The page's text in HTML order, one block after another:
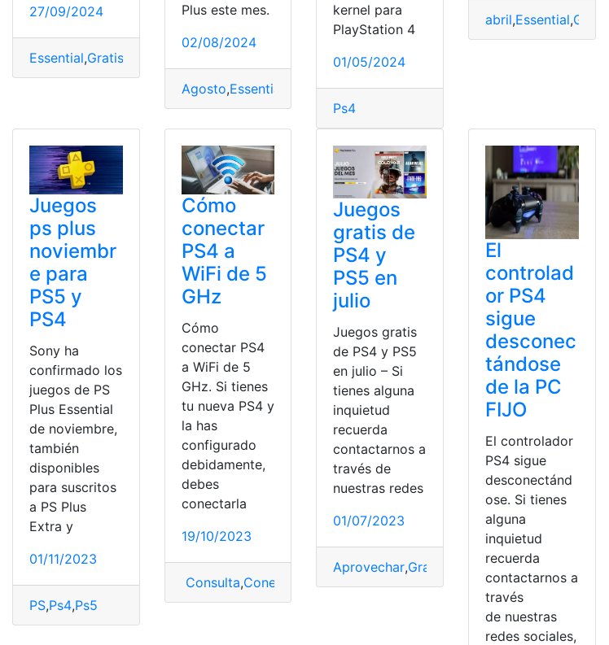
27/09/2024
Essential,Gratis Premium,Ps4
Plus este mes.
02/08/2024
Agosto,Essential Gratis,Juegos,Playstation
kernel para
PlayStation 4
01/05/2024
Ps4
abril,Essential,Gratis
Juegos
ps plus
noviembr
e para
PS5 y
PS4
Sony ha
confirmado los
juegos de PS
Plus Essential
de noviembre,
también
disponibles
para suscritos
a PS Plus
Extra y
01/11/2023
PS,Ps4,Ps5
Cómo
conectar
PS4 a
WiFi de 5
GHz
Cómo
conectar PS4
a WiFi de 5
GHz. Si tienes
tu nueva PS4 y
la has
configurado
debidamente,
debes
conectarla
19/10/2023
Consulta,Conectar Ps4,WiFi
Juegos
gratis de
PS4 y
PS5 en
julio
Juegos gratis
de PS4 y PS5
en julio – Si
tienes alguna
inquietud
recuerda
contactarnos a
través de
nuestras redes
01/07/2023
Aprovechar,Gratis Juegos,Oportunidad
El
controlad
or PS4
sigue
desconec
tándose
de la PC
FIJO
El controlador
PS4 sigue
desconectánd
ose. Si tienes
alguna
inquietud
recuerda
contactarnos a
través
de nuestras
redes sociales,